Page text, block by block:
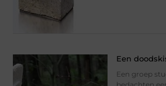
Een
Een groep